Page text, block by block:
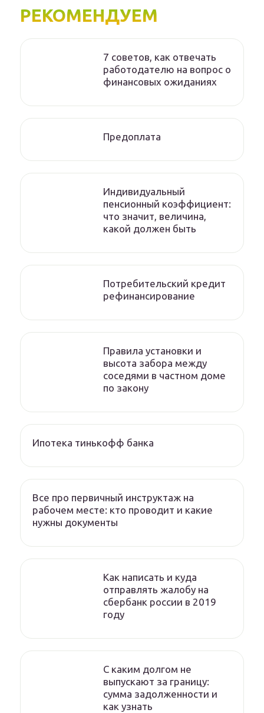
РЕКОМЕНДУЕМ
7 советов, как отвечать
работодателю на вопрос о
финансовых ожиданиях
Предоплата
Индивидуальный
пенсионный коэффициент:
что значит, величина,
какой должен быть
Потребительский кредит
рефинансирование
Правила установки и
высота забора между
соседями в частном доме
по закону
Ипотека тинькофф банка
Все про первичный инструктаж на
рабочем месте: кто проводит и какие
нужны документы
Как написать и куда
отправлять жалобу на
сбербанк россии в 2019
году
C каким долгом не
выпускают за границу:
сумма задолженности и
как узнать